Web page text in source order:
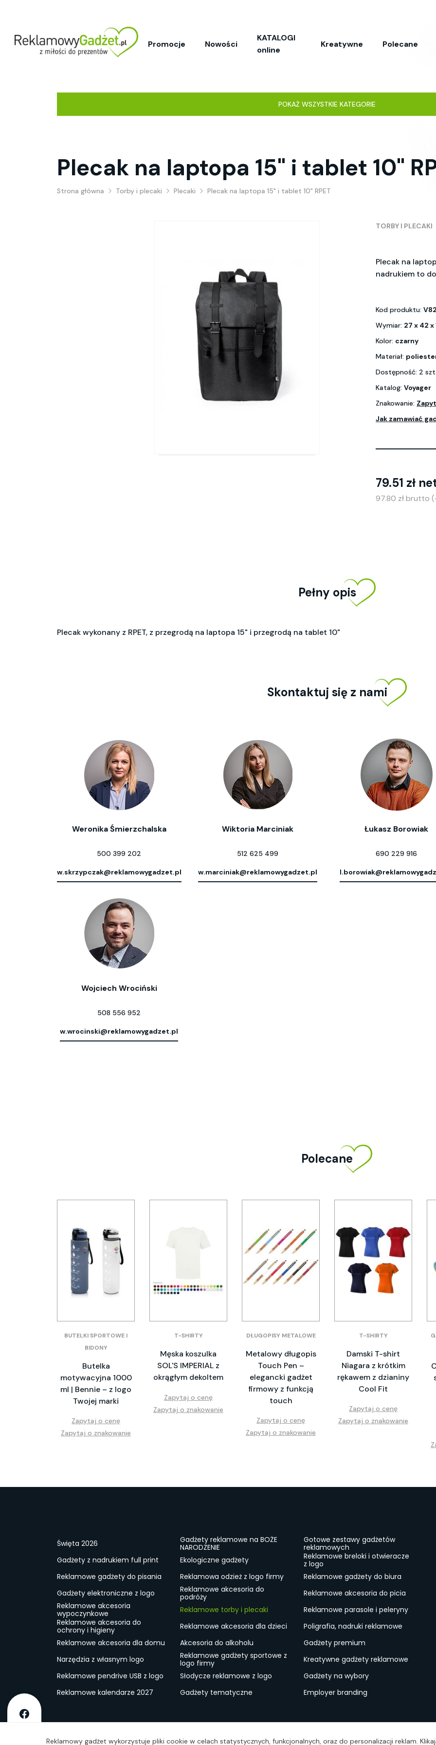
Promocje Nowości
KATALOGI
online
Kreatywne Polecane
POKAŻ WSZYSTKIE KATEGORIE
Plecak na laptopa 15" i tablet 10"
Strona główna Torby i plecaki Plecaki Plecak na laptopa 15" i tablet 10" RPET
TORBY I PLECAKI
Plecak na
nadrukiem to
Kod produktu:
Wymiar: 27 x 42 x
Kolor: czarny
Materiał:
Dostępność: 2 szt.
Katalog: Voyager
Znakowanie:
Jak zamawiać
79.51 zł
97.80 zł brutto
Pełny opis
Plecak wykonany z RPET, z przegrodą na laptopa 15" i przegrodą na tablet 10"
Skontaktuj się z nami
Weronika Śmierzchalska
500 399 202
w.skrzypczak@reklamowygadzet.pl
Wiktoria Marciniak
512 625 499
w.marciniak@reklamowygadzet.pl
Łukasz Borowiak
690 229 916
Wojciech Wrociński
508 556 952
w.wrocinski@reklamowygadzet.pl
Polecane
BUTELKI SPORTOWE I
BIDONY
Butelka
motywacyjna 1000
ml | Bennie – z logo
Twojej marki
Zapytaj o cenę
Zapytaj o znakowanie
T-SHIRTY
Męska koszulka
SOL'S IMPERIAL z
okrągłym dekoltem
Zapytaj o cenę
Zapytaj o znakowanie
DŁUGOPISY METALOWE
Metalowy długopis
Touch Pen –
elegancki gadżet
firmowy z funkcją
touch
Zapytaj o cenę
Zapytaj o znakowanie
T-SHIRTY
Damski T-shirt
Niagara z krótkim
rękawem z dzianiny
Cool Fit
Zapytaj o cenę
Zapytaj o znakowanie
Święta 2026
Gadżety reklamowe na BOŻE
NARODZENIE
Gotowe zestawy gadżetów
reklamowych
Gadżety z nadrukiem full print
Ekologiczne gadżety
Reklamowe breloki i otwieracze
z logo
Reklamowe gadżety do pisania
Reklamowa odzież z logo firmy
Reklamowe gadżety do biura
Gadżety elektroniczne z logo
Reklamowe akcesoria do
podróży
Reklamowe akcesoria do picia
Reklamowe akcesoria
wypoczynkowe
Reklamowe torby i plecaki
Reklamowe parasole i peleryny
Reklamowe akcesoria do
ochrony i higieny
Reklamowe akcesoria dla dzieci
Poligrafia, nadruki reklamowe
Reklamowe akcesoria dla domu
Akcesoria do alkoholu
Gadżety premium
Narzędzia z własnym logo
Reklamowe gadżety sportowe z
logo firmy
Kreatywne gadżety reklamowe
Reklamowe pendrive USB z logo
Słodycze reklamowe z logo
Gadżety na wybory
Reklamowe kalendarze 2027
Gadżety tematyczne Employer branding
Reklamowy gadżet wykorzystuje pliki cookie w celach statystycznych, funkcjonalnych, oraz do personalizacji reklam.